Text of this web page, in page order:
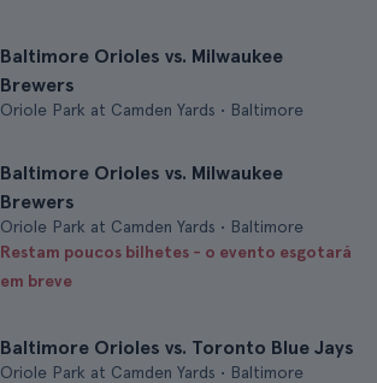
Baltimore Orioles vs. Milwaukee
Brewers
Oriole Park at Camden Yards • Baltimore
Baltimore Orioles vs. Milwaukee
Brewers
Oriole Park at Camden Yards • Baltimore
Restam poucos bilhetes - o evento esgotará
em breve
Baltimore Orioles vs. Toronto Blue Jays
Oriole Park at Camden Yards • Baltimore